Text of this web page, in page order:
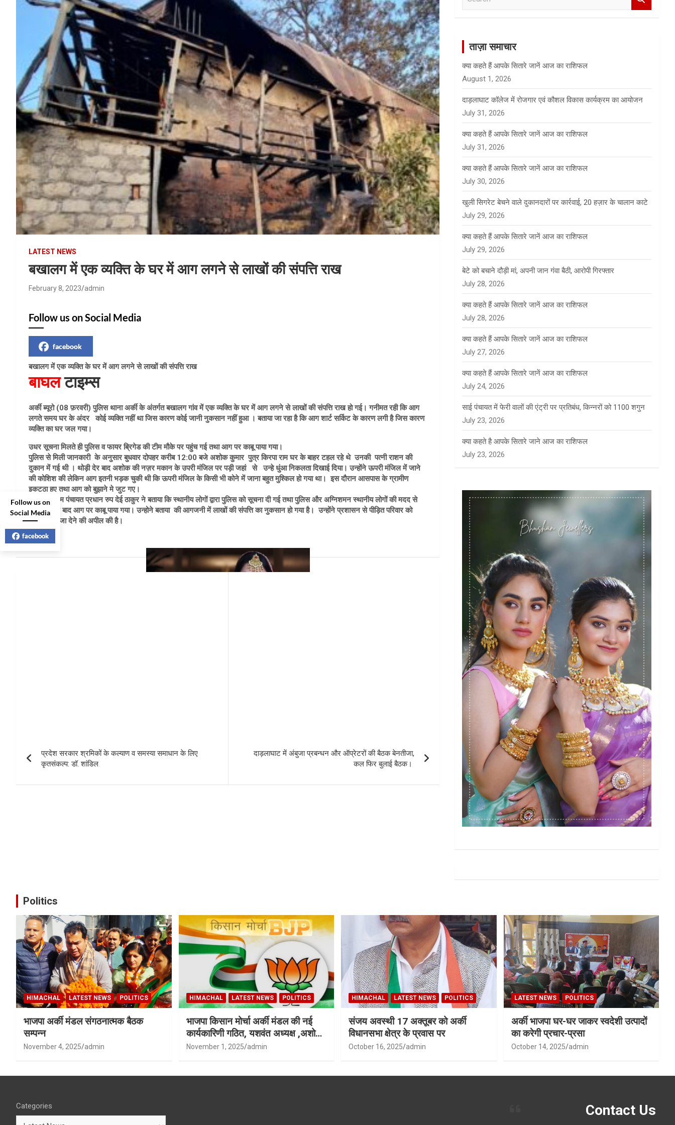
HP News.
LATEST NEWS
बखालग में एक व्यक्ति के घर में आग लगने से लाखों की संपत्ति राख
February 8, 2023 admin
Follow us on Social Media
facebook
बखालग में एक व्यक्ति के घर में आग लगने से लाखों की संपत्ति राख
बाघलटाइम्स
अर्की ब्यूरो (08 फ़रवरी) पुलिस थाना अर्की के अंतर्गत बखालग गांव में एक व्यक्ति के घर में आग लगने से लाखों की संपत्ति राख हो गई। गनीमत रही कि आग
लगते समय घर के अंदर कोई व्यक्ति नहीं था जिस कारण कोई जानी नुकसान नहीं हुआ । बताया जा रहा है कि आग शार्ट सर्किट के कारण लगी है जिस कारण
व्यक्ति का घर जल गया।
उधर सूचना मिलते ही पुलिस व फायर ब्रिगेड की टीम मौके पर पहुंच गई तथा आग पर काबू पाया गया।
पुलिस से मिली जानकारी के अनुसार बुधवार दोपहर करीब 12:00 बजे अशोक कुमार पुत्र किरपा राम घर के बाहर टहल रहे थे उनकी पत्नी राशन की
दुकान में गई थी । थोड़ी देर बाद अशोक की नज़र मकान के उपरी मंजिल पर पड़ी जहां से उन्हे धुंआ निकलता दिखाई दिया। उन्होंने ऊपरी मंजिल में जाने
की कोशिश की लेकिन आग इतनी भड़क चुकी थी कि ऊपरी मंजिल के किसी भी कोने में जाना बहुत मुश्किल हो गया था। इस दौरान आसपास के ग्रामीण
इकट्ठा हुए तथा आग को बुझाने मे जुट गए।
बखालग ग्राम पंचायत प्रधान रुप देई ठाकुर ने बताया कि स्थानीय लोगों द्वारा पुलिस को सूचना दी गई तथा पुलिस और अग्निशमन स्थानीय लोगों की मदद से
करीब 4 घंटे बाद आग पर काबू पाया गया। उन्होने बताया की आगजनी में लाखों की संपत्ति का नुकसान हो गया है। उन्होंने प्रशासन से पीड़ित परिवार को
उचित मुआवजा देने की अपील की है।
प्रदेश सरकार श्रमिकों के कल्याण व समस्या समाधान के लिए
कृतसंकल्प: डॉ. शांडिल
दाड़लाघाट में अंबुजा प्रबन्धन और ऑप्रेटरों की बैठक बेनतीजा,
कल फिर बुलाई बैठक।
ताज़ा समाचार
क्या कहते हैं आपके सितारे जानें आज का राशिफल
August 1, 2026
दाड़लाघाट कॉलेज में रोजगार एवं कौशल विकास कार्यक्रम का आयोजन
July 31, 2026
क्या कहते हैं आपके सितारे जानें आज का राशिफल
July 31, 2026
क्या कहते हैं आपके सितारे जानें आज का राशिफल
July 30, 2026
खुली सिगरेट बेचने वाले दुकानदारों पर कार्रवाई, 20 हज़ार के चालान काटे
July 29, 2026
क्या कहते हैं आपके सितारे जानें आज का राशिफल
July 29, 2026
बेटे को बचाने दौड़ी मां, अपनी जान गंवा बैठी, आरोपी गिरफ्तार
July 28, 2026
क्या कहते हैं आपके सितारे जानें आज का राशिफल
July 28, 2026
क्या कहते हैं आपके सितारे जानें आज का राशिफल
July 27, 2026
क्या कहते हैं आपके सितारे जानें आज का राशिफल
July 24, 2026
साई पंचायत में फेरी वालों की एंट्री पर प्रतिबंध, किन्नरों को 1100 शगुन
July 23, 2026
क्या कहते है आपके सितारे जाने आज का राशिफल
July 23, 2026
Politics
HIMACHAL LATEST NEWS POLITICS
भाजपा अर्की मंडल संगठनात्मक बैठक
सम्पन्न
November 4, 2025 admin
HIMACHAL LATEST NEWS POLITICS
भाजपा किसान मोर्चा अर्की मंडल की नई
कार्यकारिणी गठित, यशवंत अध्यक्ष ,अशोक
शर्मा बने उपाध्यक्ष
November 1, 2025 admin
HIMACHAL LATEST NEWS POLITICS
संजय अवस्थी 17 अक्तूबर को अर्की
विधानसभा क्षेत्र के प्रवास पर
October 16, 2025 admin
LATEST NEWS POLITICS
अर्की भाजपा घर-घर जाकर स्वदेशी उत्पादों
का करेगी प्रचार-प्रसा
October 14, 2025 admin
Categories Contact Us
Follow us on
Social Media
facebook